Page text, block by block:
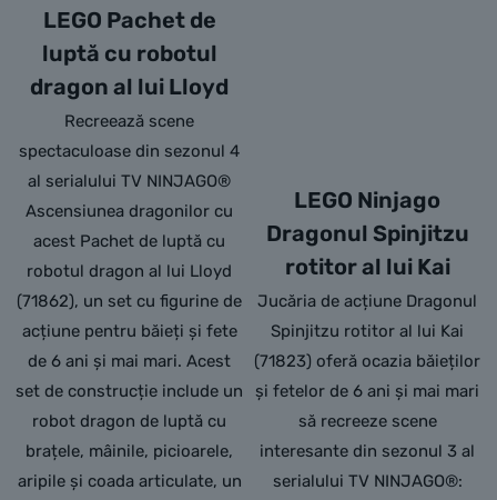
LEGO Pachet de
luptă cu robotul
dragon al lui Lloyd
Recreează scene
spectaculoase din sezonul 4
al serialului TV NINJAGO®
Ascensiunea dragonilor cu
acest Pachet de luptă cu
robotul dragon al lui Lloyd
(71862), un set cu figurine de
acțiune pentru băieți și fete
de 6 ani și mai mari. Acest
set de construcție include un
robot dragon de luptă cu
brațele, mâinile, picioarele,
aripile și coada articulate, un
LEGO Ninjago
Dragonul Spinjitzu
rotitor al lui Kai
Jucăria de acțiune Dragonul
Spinjitzu rotitor al lui Kai
(71823) oferă ocazia băieților
și fetelor de 6 ani și mai mari
să recreeze scene
interesante din sezonul 3 al
serialului TV NINJAGO®: